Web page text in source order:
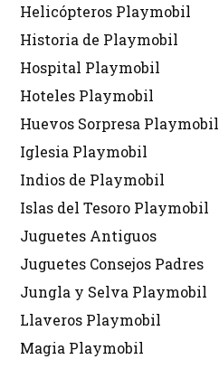
Helicópteros Playmobil
Historia de Playmobil
Hospital Playmobil
Hoteles Playmobil
Huevos Sorpresa Playmobil
Iglesia Playmobil
Indios de Playmobil
Islas del Tesoro Playmobil
Juguetes Antiguos
Juguetes Consejos Padres
Jungla y Selva Playmobil
Llaveros Playmobil
Magia Playmobil